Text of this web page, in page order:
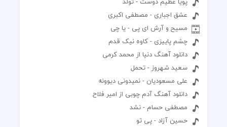
عشق اجباری - مصطفی اکبری
مسیح و آرش ای پی - یا چی
چشم پاییزی - کاوه نیک قدم
دانلود آهنگ دنیا از محمد کرمی
سعید شهروز - تحمل
علی مسعودیان - نمیدونی دیوونه
دانلود آهنگ آدم چوبی از امیر فلاح
مصطفی حسام - نشد
حسین آزاد - پی تو